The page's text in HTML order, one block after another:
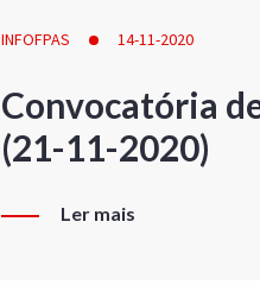
INFOFPAS 14-11-2020
Convocatória
(21-11-2020)
Ler mais